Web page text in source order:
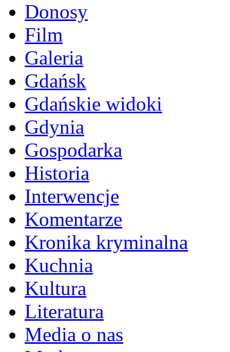
Donosy
Film
Galeria
Gdańsk
Gdańskie widoki
Gdynia
Gospodarka
Historia
Interwencje
Komentarze
Kronika kryminalna
Kuchnia
Kultura
Literatura
Media o nas